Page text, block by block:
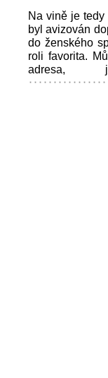
Na vině je tedy
byl avizován
do ženského
roli favorita.
adresa,